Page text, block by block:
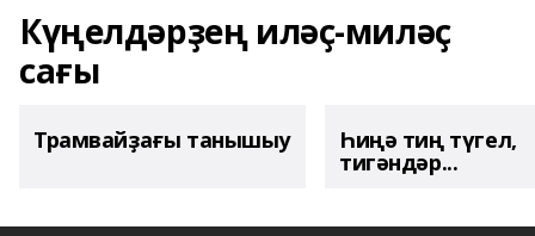
Күңелдәрҙең иләҫ-миләҫ
сағы
Трамвайҙағы танышыу Һиңә тиң түгел,
тигәндәр...